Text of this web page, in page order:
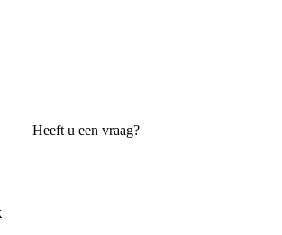
Heeft u een vraag?